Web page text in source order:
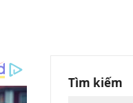
Tìm kiếm